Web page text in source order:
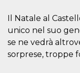
Il Natale al
unico nel suo
se ne vedrà
sorprese, troppe
CookieScriptConsent